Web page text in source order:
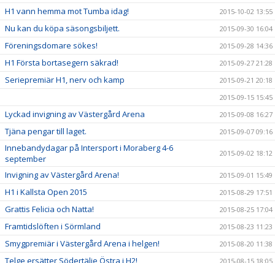
H1 vann hemma mot Tumba idag! 2015-10-02 13:55
Nu kan du köpa säsongsbiljett. 2015-09-30 16:04
Föreningsdomare sökes! 2015-09-28 14:36
H1 Första bortasegern säkrad! 2015-09-27 21:28
Seriepremiär H1, nerv och kamp
2015-09-21 20:18
2015-09-15 15:45
Lyckad invigning av Västergård Arena 2015-09-08 16:27
Tjäna pengar till laget. 2015-09-07 09:16
Innebandydagar på Intersport i Moraberg 4-6
september
2015-09-02 18:12
Invigning av Västergård Arena! 2015-09-01 15:49
H1 i Kallsta Open 2015 2015-08-29 17:51
Grattis Felicia och Natta! 2015-08-25 17:04
Framtidslöften i Sörmland 2015-08-23 11:23
Smygpremiär i Västergård Arena i helgen! 2015-08-20 11:38
Telge ersätter Södertälje Östra i H2! 2015-08-15 18:05